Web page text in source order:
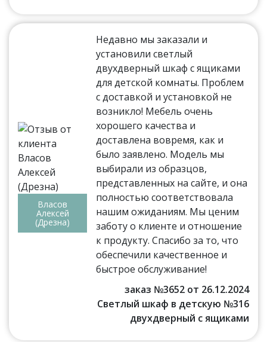
Власов
Алексей
(Дрезна)
Недавно мы заказали и
установили светлый
двухдверный шкаф с ящиками
для детской комнаты. Проблем
с доставкой и установкой не
возникло! Мебель очень
хорошего качества и
доставлена вовремя, как и
было заявлено. Модель мы
выбирали из образцов,
представленных на сайте, и она
полностью соответствовала
нашим ожиданиям. Мы ценим
заботу о клиенте и отношение
к продукту. Спасибо за то, что
обеспечили качественное и
быстрое обслуживание!
заказ №3652 от 26.12.2024
Светлый шкаф в детскую №316
двухдверный с ящиками